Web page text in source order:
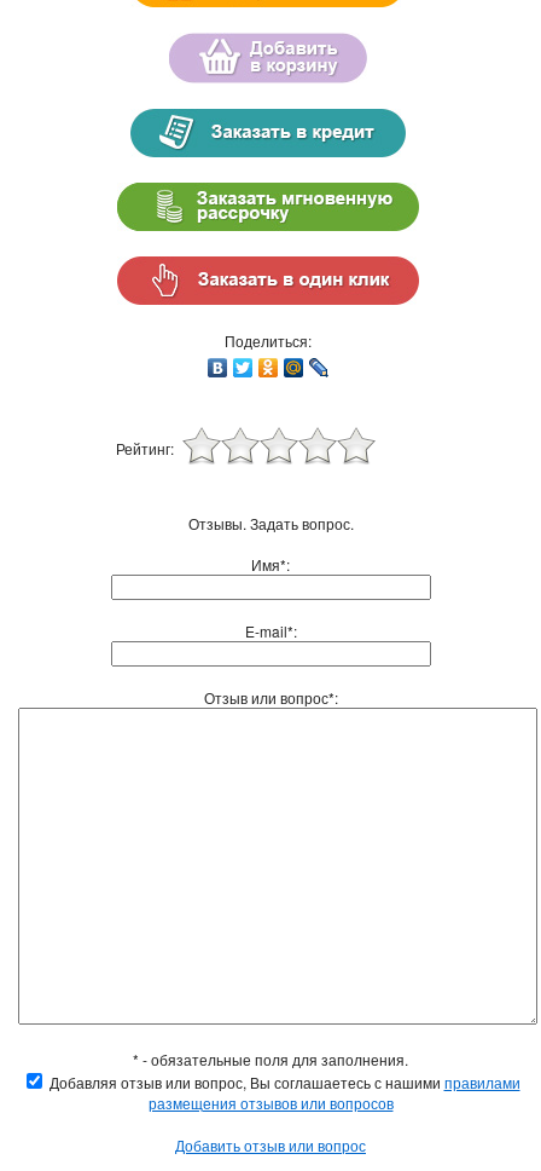
Поделиться:
Рейтинг:
Отзывы. Задать вопрос.
Имя*:
E-mail*:
Отзыв или вопрос*:
* - обязательные поля для заполнения.
Добавляя отзыв или вопрос, Вы соглашаетесь с нашими правилами
размещения отзывов или вопросов
Добавить отзыв или вопрос